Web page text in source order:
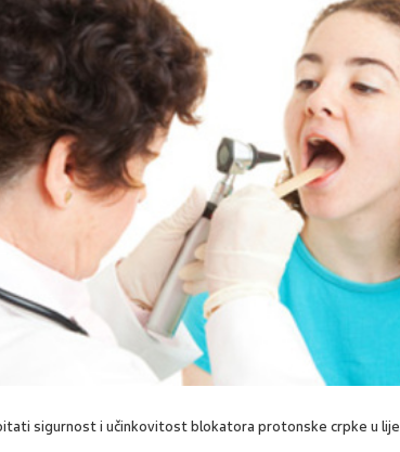
sigurnost i učinkovitost blokatora protonske crpke u